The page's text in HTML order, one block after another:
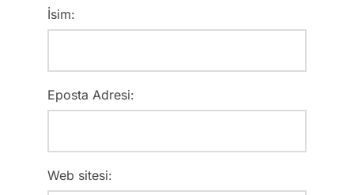
İsim:
Eposta Adresi:
Web sitesi: